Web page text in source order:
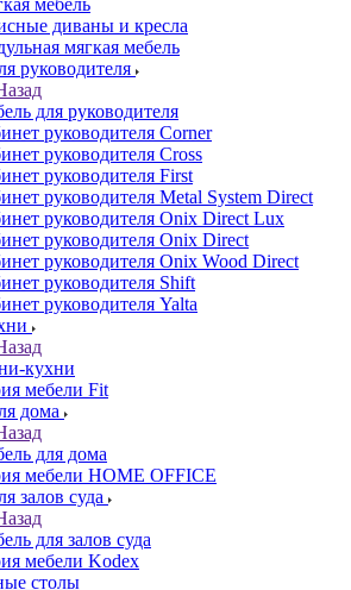
мебель
диваны и кресла
мягкая мебель
руководителя
для руководителя
руководителя Corner
руководителя Cross
руководителя First
руководителя Metal System Direct
руководителя Onix Direct Lux
руководителя Onix Direct
руководителя Onix Wood Direct
руководителя Shift
руководителя Yalta
кухни
мебели Fit
дома
для дома
мебели HOME OFFICE
залов суда
для залов суда
мебели Kodex
столы